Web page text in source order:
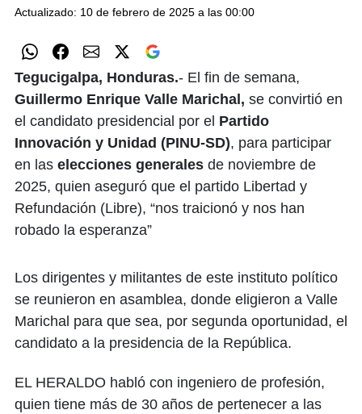
Actualizado: 10 de febrero de 2025 a las 00:00
Tegucigalpa, Honduras.- El fin de semana,
Guillermo Enrique Valle Marichal, se convirtió en
el candidato presidencial por el Partido
Innovación y Unidad (PINU-SD), para participar
en las elecciones generales de noviembre de
2025, quien aseguró que el partido Libertad y
Refundación (Libre), “nos traicionó y nos han
robado la esperanza”
Los dirigentes y militantes de este instituto político
se reunieron en asamblea, donde eligieron a Valle
Marichal para que sea, por segunda oportunidad, el
candidato a la presidencia de la República.
EL HERALDO habló con ingeniero de profesión,
quien tiene más de 30 años de pertenecer a las